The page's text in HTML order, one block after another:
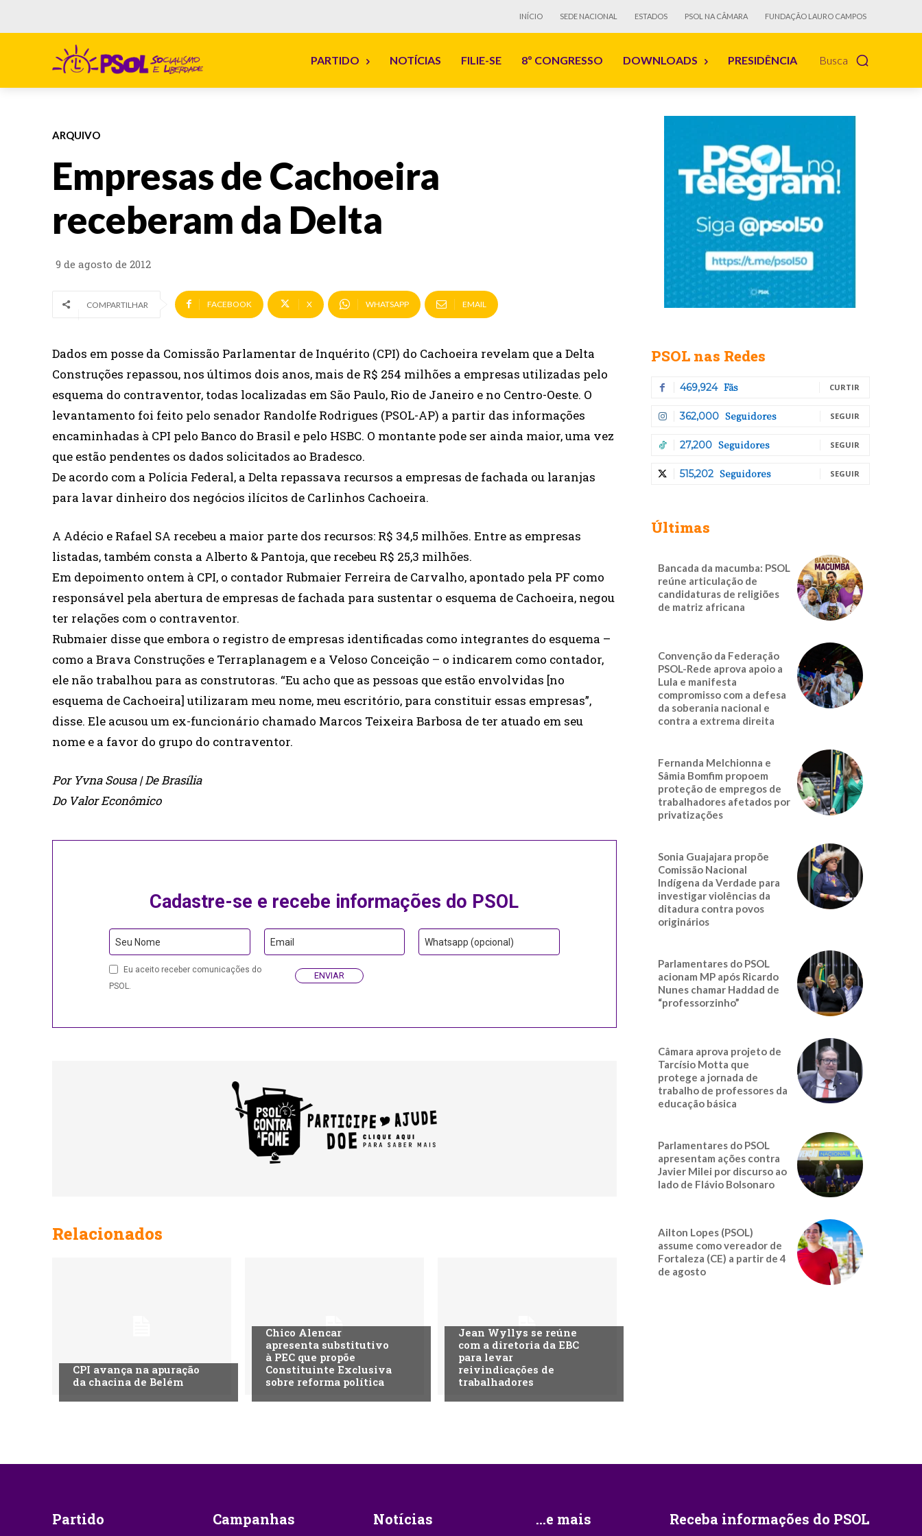
INÍCIO SEDE NACIONAL ESTADOS PSOL NA CÂMARA FUNDAÇÃO LAURO CAMPOS
Busca
PARTIDO NOTÍCIAS FILIE-SE 8º CONGRESSO DOWNLOADS PRESIDÊNCIA
ARQUIVO
Empresas de Cachoeira
receberam da Delta
9 de agosto de 2012
COMPARTILHAR FACEBOOK X WHATSAPP EMAIL
Dados em posse da Comissão Parlamentar de Inquérito (CPI) do Cachoeira revelam que a Delta
Construções repassou, nos últimos dois anos, mais de R$ 254 milhões a empresas utilizadas pelo
esquema do contraventor, todas localizadas em São Paulo, Rio de Janeiro e no Centro-Oeste. O
levantamento foi feito pelo senador Randolfe Rodrigues (PSOL-AP) a partir das informações
encaminhadas à CPI pelo Banco do Brasil e pelo HSBC. O montante pode ser ainda maior, uma vez
que estão pendentes os dados solicitados ao Bradesco.
De acordo com a Polícia Federal, a Delta repassava recursos a empresas de fachada ou laranjas
para lavar dinheiro dos negócios ilícitos de Carlinhos Cachoeira.
A Adécio e Rafael SA recebeu a maior parte dos recursos: R$ 34,5 milhões. Entre as empresas
listadas, também consta a Alberto & Pantoja, que recebeu R$ 25,3 milhões.
Em depoimento ontem à CPI, o contador Rubmaier Ferreira de Carvalho, apontado pela PF como
responsável pela abertura de empresas de fachada para sustentar o esquema de Cachoeira, negou
ter relações com o contraventor.
Rubmaier disse que embora o registro de empresas identificadas como integrantes do esquema –
como a Brava Construções e Terraplanagem e a Veloso Conceição – o indicarem como contador,
ele não trabalhou para as construtoras. “Eu acho que as pessoas que estão envolvidas [no
esquema de Cachoeira] utilizaram meu nome, meu escritório, para constituir essas empresas”,
disse. Ele acusou um ex-funcionário chamado Marcos Teixeira Barbosa de ter atuado em seu
nome e a favor do grupo do contraventor.
Por Yvna Sousa | De Brasília
Do Valor Econômico
Cadastre-se e recebe informações do PSOL
Contact
Email
Seu Nome Email Whatsapp (opcional)
Eu aceito receber comunicações do
PSOL.
ENVIAR
Relacionados
CPI avança na apuração
da chacina de Belém
Chico Alencar
apresenta substitutivo
à PEC que propõe
Constituinte Exclusiva
sobre reforma política
Jean Wyllys se reúne
com a diretoria da EBC
para levar
reivindicações de
trabalhadores
PSOL nas Redes
469,924 Fãs CURTIR
362,000 Seguidores SEGUIR
27,200 Seguidores SEGUIR
515,202 Seguidores SEGUIR
Últimas
Bancada da macumba: PSOL
reúne articulação de
candidaturas de religiões
de matriz africana
Convenção da Federação
PSOL-Rede aprova apoio a
Lula e manifesta
compromisso com a defesa
da soberania nacional e
contra a extrema direita
Fernanda Melchionna e
Sâmia Bomfim propoem
proteção de empregos de
trabalhadores afetados por
privatizações
Sonia Guajajara propõe
Comissão Nacional
Indígena da Verdade para
investigar violências da
ditadura contra povos
originários
Parlamentares do PSOL
acionam MP após Ricardo
Nunes chamar Haddad de
“professorzinho”
Câmara aprova projeto de
Tarcísio Motta que
protege a jornada de
trabalho de professores da
educação básica
Parlamentares do PSOL
apresentam ações contra
Javier Milei por discurso ao
lado de Flávio Bolsonaro
Ailton Lopes (PSOL)
assume como vereador de
Fortaleza (CE) a partir de 4
de agosto
Partido Campanhas Notícias ...e mais Receba informações do PSOL